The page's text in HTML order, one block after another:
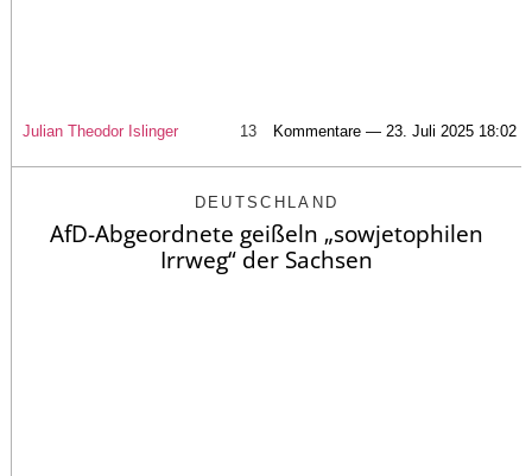
Julian Theodor Islinger 13 Kommentare — 23. Juli 2025 18:02
DEUTSCHLAND
AfD-Abgeordnete geißeln „sowjetophilen
Irrweg“ der Sachsen